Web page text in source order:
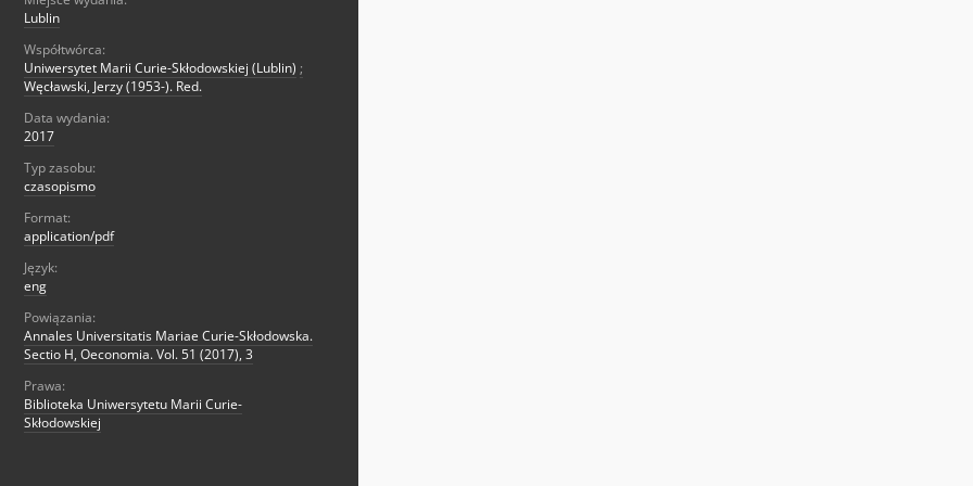
Lublin
Współtwórca:
Uniwersytet Marii Curie-Skłodowskiej (Lublin) ;
Węcławski, Jerzy (1953-). Red.
Data wydania:
2017
Typ zasobu:
czasopismo
Format:
application/pdf
Język:
eng
Powiązania:
Annales Universitatis Mariae Curie-Skłodowska.
Sectio H, Oeconomia. Vol. 51 (2017), 3
Prawa:
Biblioteka Uniwersytetu Marii Curie-
Skłodowskiej